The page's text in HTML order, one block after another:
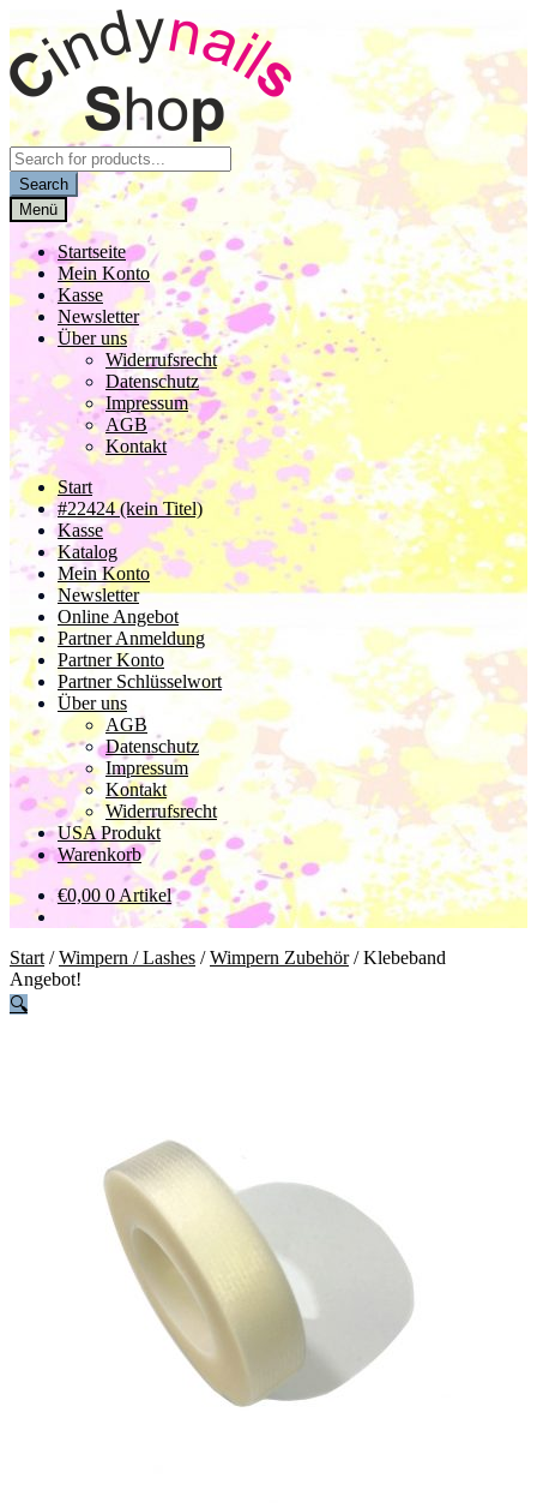
Navigation
springen
Inhalt
springen
Products
search
Search
Menü
Startseite
Mein Konto
Kasse
Newsletter
Über uns
Widerrufsrecht
Datenschutz
Impressum
AGB
Kontakt
Start
#22424 (kein Titel)
Kasse
Katalog
Mein Konto
Newsletter
Online Angebot
Partner Anmeldung
Partner Konto
Partner Schlüsselwort
Über uns
AGB
Datenschutz
Impressum
Kontakt
Widerrufsrecht
USA Produkt
Warenkorb
€0,00 0 Artikel
Start /Wimpern / Lashes /Wimpern Zubehör/Klebeband
Angebot!
🔍